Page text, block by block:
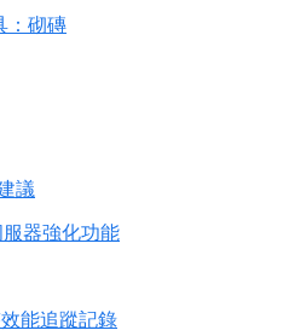
：砌磚
議
器強化功能
能追蹤記錄